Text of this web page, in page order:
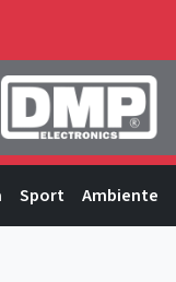
Sport Ambiente